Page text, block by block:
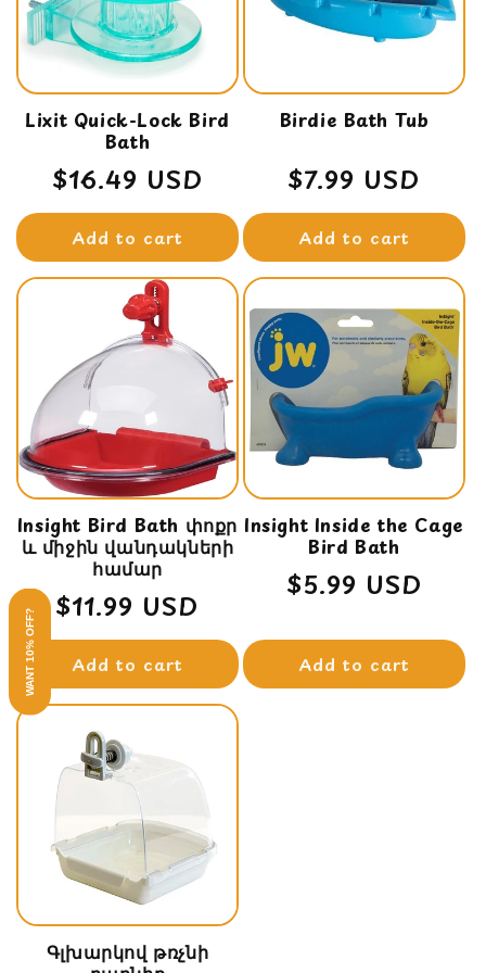
i
o
n
Lixit Quick-Lock Bird
Bath
Regular
price
$16.49 USD
Add to cart
Birdie Bath Tub
Regular
price
$7.99 USD
Add to cart
Insight Bird Bath փոքր
և միջին վանդակների
համար
Regular
price
$11.99 USD
Add to cart
Insight Inside the Cage
Bird Bath
Regular
$5.99 USD
Add to cart
Գլխարկով թռչնի
WANT 10% OFF?